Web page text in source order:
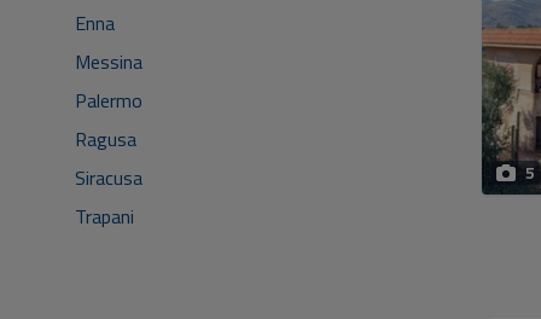
Enna
Messina
Palermo
Ragusa
Siracusa
Trapani
5